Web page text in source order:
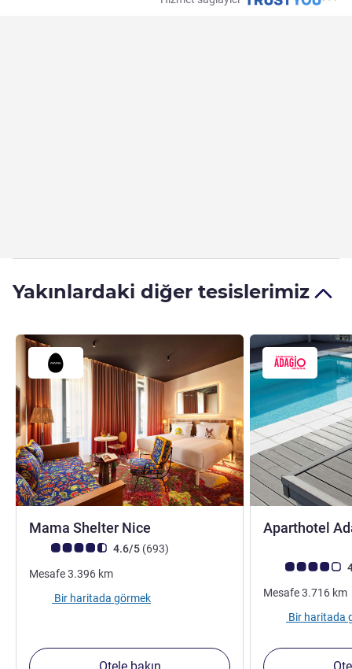
Yakınlardaki diğer tesislerimiz
Mama Shelter Nice
Avis müşterileri puanı (ALL Puanlama)
4.6/5 (693görüş
)
Mesafe3.396 km
Bir haritada görmek
Aparthotel
Avis müşterileri
Mesafe3.716 km
Bir haritada